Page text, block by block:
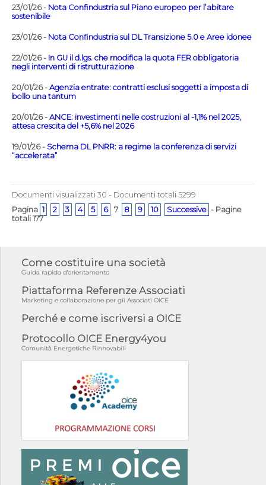
23/01/26 - Nota Confindustria sul Piano europeo per l’abitare
sostenibile
23/01/26 - Nota Confindustria sul DL Transizione 5.0 e Aree idonee
22/01/26 - In GU il d.lgs. che modifica la quota FER obbligatoria
negli interventi di ristrutturazione
20/01/26 - Agenzia entrate: contratti esclusi soggetti a imposta di
bollo una tantum
20/01/26 - ANCE: investimenti nelle costruzioni al -1,1% nel 2025,
attesa crescita del +5,6% nel 2026
19/01/26 - Schema DL PNRR: a regime la conferenza di servizi
“accelerata”
Documenti visualizzati 30 - Documenti totali 5299
Pagina 1 2 3 4 5 6 7 8 9 10 Successive - Pagine
totali 177
Come costituire una società
Guida rapida d'orientamento
Piattaforma Referenze Associati
Marketing e collaborazione per gli Associati OICE
Perché e come iscriversi a OICE
Protocollo OICE Energy4you
Comunità Energetiche Rinnovabili